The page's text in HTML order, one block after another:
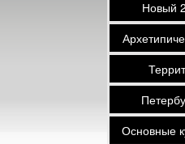
Новый
Основные